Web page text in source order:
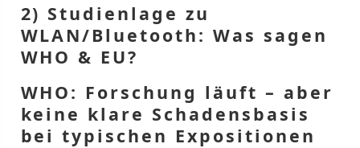
2) Studienlage zu
WLAN/Bluetooth: Was sagen
WHO & EU?
WHO: Forschung läuft – aber
keine klare Schadensbasis
bei typischen Expositionen